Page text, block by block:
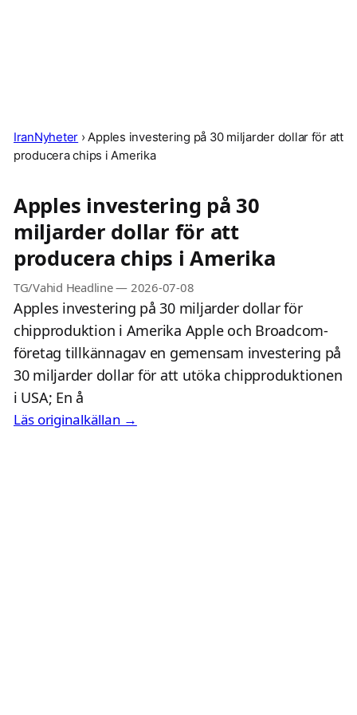
IranNyheter ›Apples investering på 30 miljarder dollar för att
producera chips i Amerika
Apples investering på 30
miljarder dollar för att
producera chips i Amerika
TG/Vahid Headline— 2026-07-08
Apples investering på 30 miljarder dollar för
chipproduktion i Amerika Apple och Broadcom-
företag tillkännagav en gemensam investering på
30 miljarder dollar för att utöka chipproduktionen
i USA; En å
Läs originalkällan →